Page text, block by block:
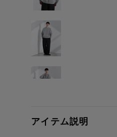
アイテム説明